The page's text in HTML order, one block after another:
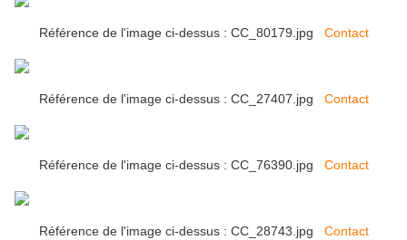
Référence de l'image ci-dessus : CC_80179.jpg Contact
Référence de l'image ci-dessus : CC_27407.jpg Contact
Référence de l'image ci-dessus : CC_76390.jpg Contact
Référence de l'image ci-dessus : CC_28743.jpg Contact